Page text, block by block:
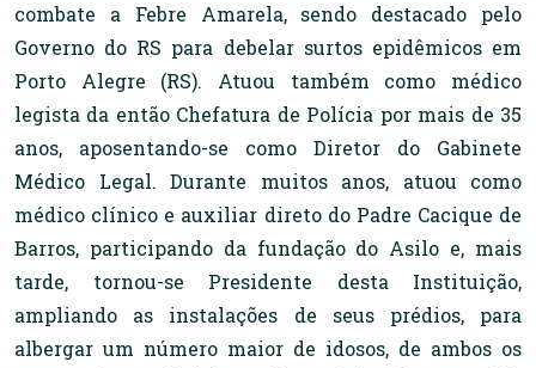
combate a Febre Amarela, sendo destacado pelo
Governo do RS para debelar surtos epidêmicos em
Porto Alegre (RS). Atuou também como médico
legista da então Chefatura de Polícia por mais de 35
anos, aposentando-se como Diretor do Gabinete
Médico Legal. Durante muitos anos, atuou como
médico clínico e auxiliar direto do Padre Cacique de
Barros, participando da fundação do Asilo e, mais
tarde, tornou-se Presidente desta Instituição,
ampliando as instalações de seus prédios, para
albergar um número maior de idosos, de ambos os